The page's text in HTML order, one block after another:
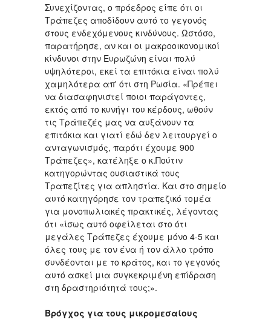
Συνεχίζοντας, ο πρόεδρος είπε ότι οι
Τράπεζες αποδίδουν αυτό το γεγονός
στους ενδεχόμενους κινδύνους. Ωστόσο,
παρατήρησε, αν και οι μακροοικονομικοί
κίνδυνοι στην Ευρωζώνη είναι πολύ
υψηλότεροι, εκεί τα επιτόκια είναι πολύ
χαμηλότερα απ' ότι στη Ρωσία. «Πρέπει
να διασαφηνιστεί ποιοι παράγοντες,
εκτός από το κυνήγι του κέρδους, ωθούν
τις Τράπεζές μας να αυξάνουν τα
επιτόκια και γιατί εδώ δεν λειτουργεί ο
ανταγωνισμός, παρότι έχουμε 900
Τράπεζες», κατέληξε ο κ.Πούτιν
κατηγορώντας ουσιαστικά τους
Τραπεζίτες για απληστία. Και στο σημείο
αυτό κατηγόρησε τον τραπεζικό τομέα
για μονοπωλιακές πρακτικές, λέγοντας
ότι «ίσως αυτό οφείλεται στο ότι
μεγάλες Τράπεζες έχουμε μόνο 4-5 και
όλες τους με τον ένα ή τον άλλο τρόπο
συνδέονται με το κράτος, και το γεγονός
αυτό ασκεί μια συγκεκριμένη επίδραση
στη δραστηριότητά τους;».
Βρόγχος για τους μικρομεσαίους